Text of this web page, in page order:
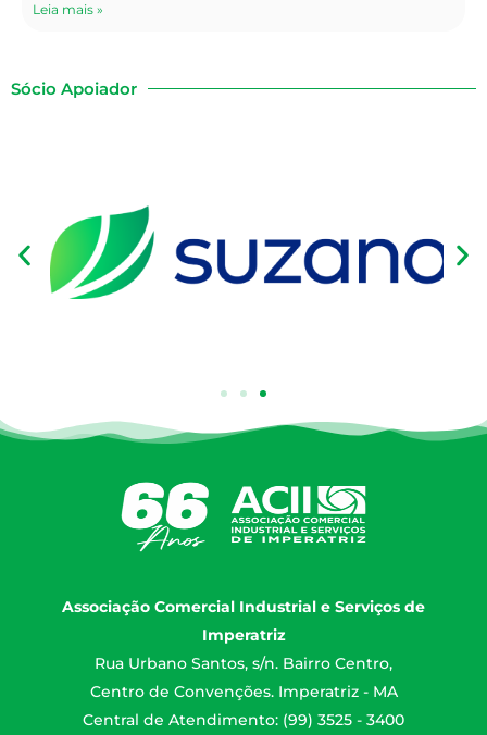
Leia mais »
Sócio Apoiador
Associação Comercial Industrial e Serviços de
Imperatriz
Rua Urbano Santos, s/n. Bairro Centro,
Centro de Convenções. Imperatriz - MA
Central de Atendimento: (99) 3525 - 3400